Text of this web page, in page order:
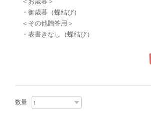
・御歳暮（蝶結び）
＜その他贈答用＞
・表書きなし（蝶結び）
数量